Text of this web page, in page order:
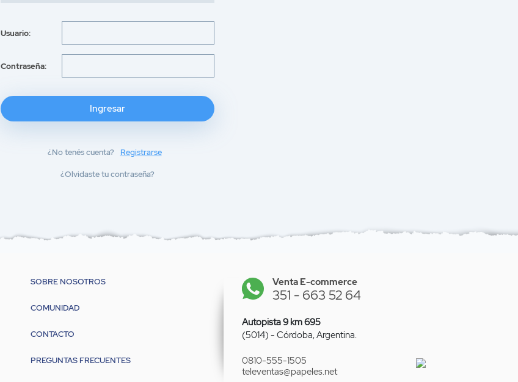
Usuario:
Contraseña:
Ingresar
¿No tenés cuenta?
Registrarse
¿Olvidaste tu contraseña?
SOBRE NOSOTROS
COMUNIDAD
CONTACTO
PREGUNTAS FRECUENTES
Venta E-commerce
351 - 663 52 64
Autopista 9 km 695
(5014) - Córdoba, Argentina.
0810-555-1505
televentas@papeles.net